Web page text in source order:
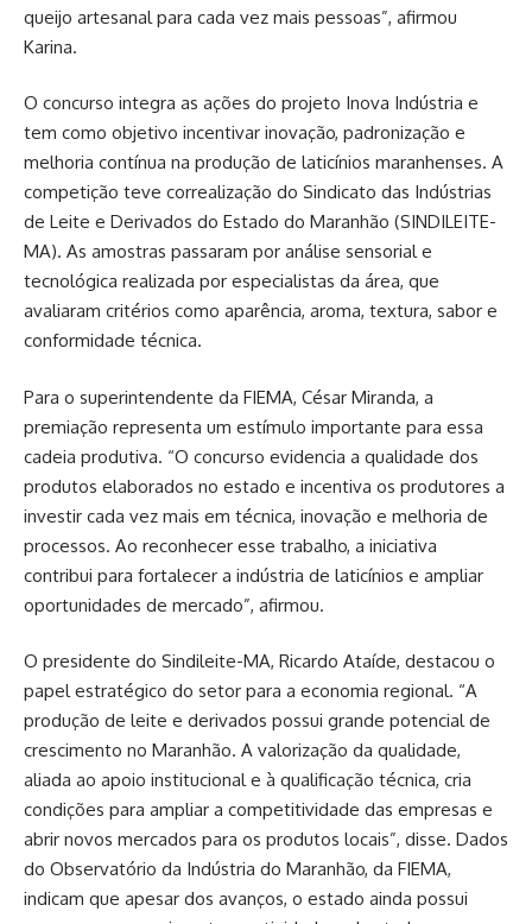
queijo artesanal para cada vez mais pessoas”, afirmou
Karina.
O concurso integra as ações do projeto Inova Indústria e
tem como objetivo incentivar inovação, padronização e
melhoria contínua na produção de laticínios maranhenses. A
competição teve correalização do Sindicato das Indústrias
de Leite e Derivados do Estado do Maranhão (SINDILEITE-
MA). As amostras passaram por análise sensorial e
tecnológica realizada por especialistas da área, que
avaliaram critérios como aparência, aroma, textura, sabor e
conformidade técnica.
Para o superintendente da FIEMA, César Miranda, a
premiação representa um estímulo importante para essa
cadeia produtiva. “O concurso evidencia a qualidade dos
produtos elaborados no estado e incentiva os produtores a
investir cada vez mais em técnica, inovação e melhoria de
processos. Ao reconhecer esse trabalho, a iniciativa
contribui para fortalecer a indústria de laticínios e ampliar
oportunidades de mercado”, afirmou.
O presidente do Sindileite-MA, Ricardo Ataíde, destacou o
papel estratégico do setor para a economia regional. “A
produção de leite e derivados possui grande potencial de
crescimento no Maranhão. A valorização da qualidade,
aliada ao apoio institucional e à qualificação técnica, cria
condições para ampliar a competitividade das empresas e
abrir novos mercados para os produtos locais”, disse. Dados
do Observatório da Indústria do Maranhão, da FIEMA,
indicam que apesar dos avanços, o estado ainda possui